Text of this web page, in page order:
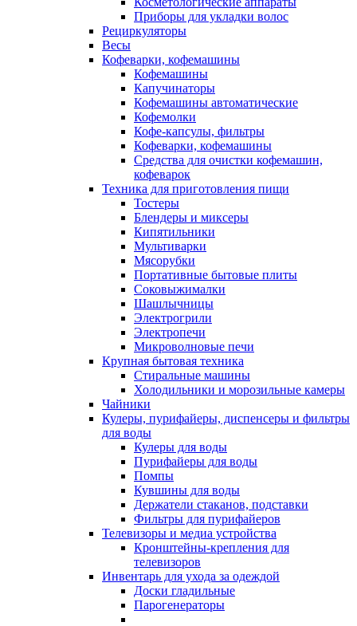
Приборы для укладки волос
Рециркуляторы
Весы
Кофеварки, кофемашины
Кофемашины
Капучинаторы
Кофемашины автоматические
Кофемолки
Кофе-капсулы, фильтры
Кофеварки, кофемашины
Средства для очистки кофемашин,
кофеварок
Техника для приготовления пищи
Тостеры
Блендеры и миксеры
Кипятильники
Мультиварки
Мясорубки
Портативные бытовые плиты
Соковыжималки
Шашлычницы
Электрогрили
Электропечи
Микроволновые печи
Крупная бытовая техника
Стиральные машины
Холодильники и морозильные камеры
Чайники
Кулеры, пурифайеры, диспенсеры и фильтры
для воды
Кулеры для воды
Пурифайеры для воды
Помпы
Кувшины для воды
Держатели стаканов, подставки
Фильтры для пурифайеров
Телевизоры и медиа устройства
Кронштейны-крепления для
телевизоров
Инвентарь для ухода за одеждой
Доски гладильные
Парогенераторы